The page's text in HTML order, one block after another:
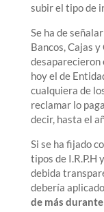
subir el tipo de
Se ha de
Bancos, Cajas
desaparecieron
hoy el de
cualquiera de
reclamar lo
decir, hasta el
Si se ha fijado
tipos de I.R.P.H
debida
debería
de más